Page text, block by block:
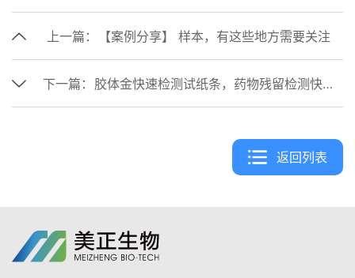
上一篇： 【案例分享】 样本，有这些地方需要关注
下一篇： 胶体金快速检测试纸条，药物残留检测快速便捷！
返回列表